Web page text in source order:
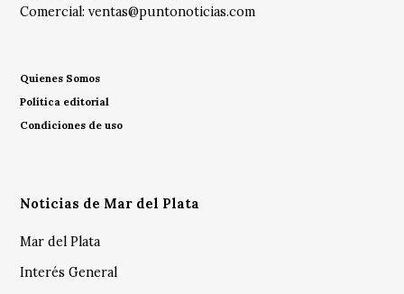
Comercial:ventas@puntonoticias.com
Quienes Somos
Política editorial
Condiciones de uso
Noticias de Mar del Plata
Mar del Plata
Interés General